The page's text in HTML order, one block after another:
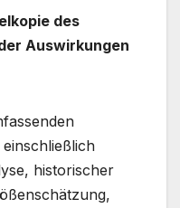
des
Auswirkungen
historischer